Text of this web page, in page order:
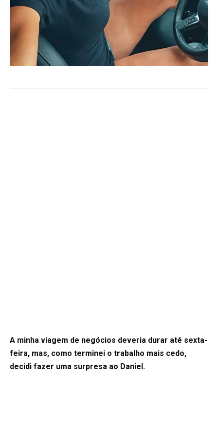
A minha viagem de negócios deveria durar até sexta-
feira, mas, como terminei o trabalho mais cedo,
decidi fazer uma surpresa ao Daniel.